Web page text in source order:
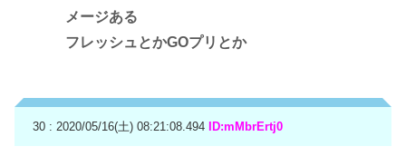
メージある
フレッシュとかGOプリとか
30 : 2020/05/16(土) 08:21:08.494 ID:mMbrErtj0